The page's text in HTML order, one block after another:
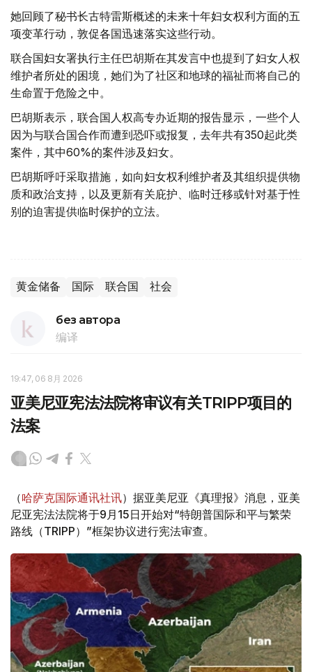
她回顾了秘书长古特雷斯概述的未来十年妇女权利方面的五
项变革行动，敦促各国迅速落实这些行动。
联合国妇女署执行主任巴胡斯在其发言中也提到了妇女人权
维护者所处的困境，她们为了社区和地球的福祉而将自己的
生命置于危险之中。
巴胡斯表示，联合国人权高专办近期的报告显示，一些个人
因为与联合国合作而遭到恐吓或报复，去年共有350起此类
案件，其中60%的案件涉及妇女。
巴胡斯呼吁采取措施，如向妇女权利维护者及其组织提供物
质和政治支持，以及更新有关庇护、临时迁移或针对基于性
别的迫害提供临时保护的立法。
黄金储备 国际 联合国 社会
без автора
编译
19:47, 06 8月 2026
亚美尼亚宪法法院将审议有关TRIPP项目的
法案
（哈萨克国际通讯社讯）据亚美尼亚《真理报》消息，亚美
尼亚宪法法院将于9月15日开始对“特朗普国际和平与繁荣
路线（TRIPP）”框架协议进行宪法审查。